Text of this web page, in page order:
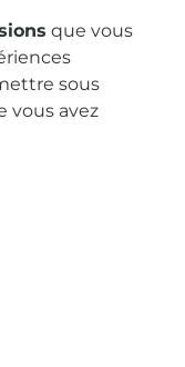
que vous
sous
vous avez